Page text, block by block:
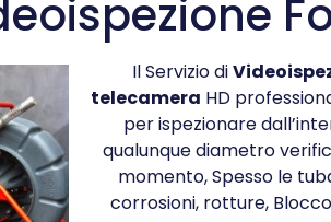
Il Servizio di
telecamera HD
per ispezionare
qualunque diametro
momento, Spesso le
corrosioni, rotture,